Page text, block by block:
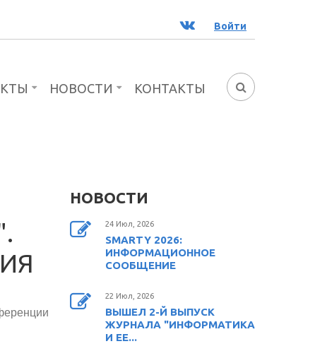
ВК Войти
ФОРМА
НОВОСТИ КОНТАКТЫ
НОВОСТИ
24 Июл, 2026
SMARTY 2026:
ИНФОРМАЦИОННОЕ
СООБЩЕНИЕ
22 Июл, 2026
ВЫШЕЛ 2-Й ВЫПУСК
ЖУРНАЛА "ИНФОРМАТИКА
И ЕЕ...